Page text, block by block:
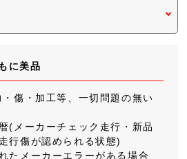
に美品
傷・加工等、一切問題の無い
(メーカーチェック走行・新品
行傷が認められる状態)
たメーカーエラーがある場合